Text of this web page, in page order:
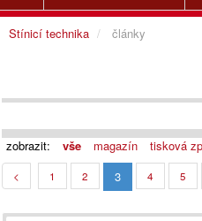
zobrazit: vše magazín tisková
< 1 2 3 4 5
Stínicí technika články